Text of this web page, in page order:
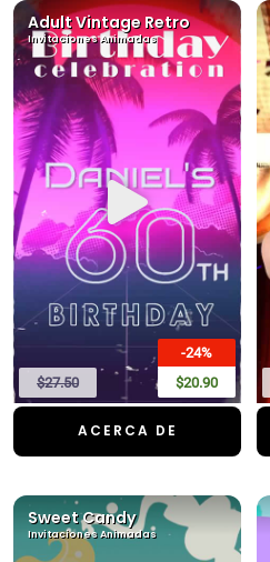
Adult Vintage Retro
Invitaciones Animadas
-24%
$20.90
$27.50
ACERCA DE
Sweet Candy
Invitaciones Animadas